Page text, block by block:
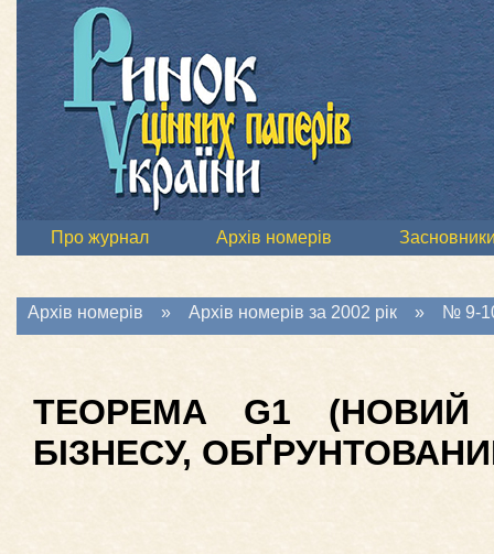
Про журнал Архів номерів
Архів номерів » Архів номерів за 2002 рік » № 9-
ТЕОРЕМА G1 (НОВИЙ
БІЗНЕСУ,